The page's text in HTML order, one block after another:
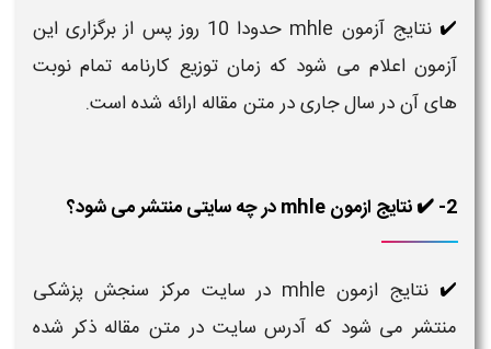
✔️
نتایج آزمون mhle حدودا 10 روز پس از برگزاری این
آزمون اعلام می شود که زمان توزیع کارنامه تمام نوبت
های آن در سال جاری در متن مقاله ارائه شده است.
2- ✔️ نتایج ازمون mhle در چه سایتی منتشر می شود؟
✔️
نتایج ازمون mhle در سایت مرکز سنجش پزشکی
منتشر می شود که آدرس سایت در متن مقاله ذکر شده